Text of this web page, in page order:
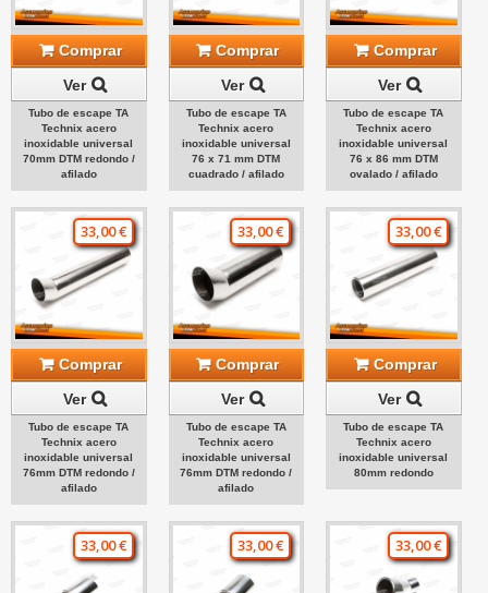
Comprar
Ver
Tubo de escape TA
Technix acero
inoxidable universal
70mm DTM redondo /
afilado
Comprar
Ver
Tubo de escape TA
Technix acero
inoxidable universal
76 x 71 mm DTM
cuadrado / afilado
Comprar
Ver
Tubo de escape TA
Technix acero
inoxidable universal
76 x 86 mm DTM
ovalado / afilado
33,00 €
Comprar
Ver
Tubo de escape TA
Technix acero
inoxidable universal
76mm DTM redondo /
afilado
33,00 €
Comprar
Ver
Tubo de escape TA
Technix acero
inoxidable universal
76mm DTM redondo /
afilado
33,00 €
Comprar
Ver
Tubo de escape TA
Technix acero
inoxidable universal
80mm redondo
33,00 € 33,00 € 33,00 €